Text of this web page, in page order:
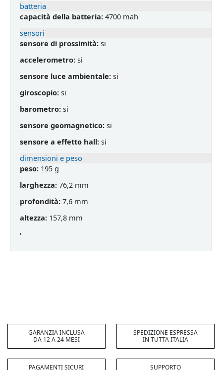
batteria
capacità della batteria:4700 mah
sensori
sensore di prossimità:si
accelerometro:si
sensore luce ambientale:si
giroscopio:si
barometro:si
sensore geomagnetico:si
sensore a effetto hall:si
dimensioni e peso
peso:195 g
larghezza:76,2 mm
profondità:7,6 mm
altezza:157,8 mm
,
GARANZIA INCLUSA
DA 12 A 24 MESI
SPEDIZIONE ESPRESSA
IN TUTTA ITALIA
PAGAMENTI SICURI
SUPPORTO